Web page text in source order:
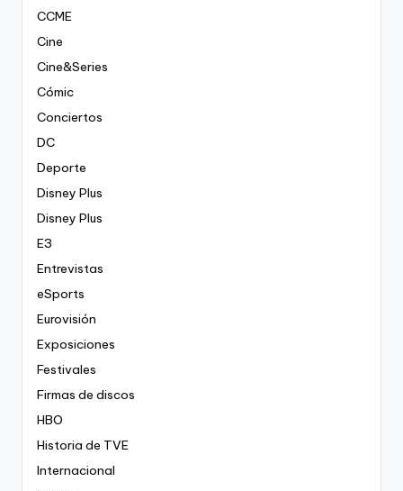
CCME
Cine
Cine&Series
Cómic
Conciertos
DC
Deporte
Disney Plus
Disney Plus
E3
Entrevistas
eSports
Eurovisión
Exposiciones
Festivales
Firmas de discos
HBO
Historia de TVE
Internacional